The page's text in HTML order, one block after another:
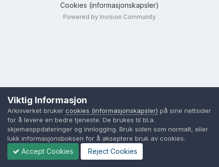
Cookies (informasjonskapsler)
Powered by Invision Community
Viktig Informasjon
Arkivverket bruker cookies (informasjonskapsler) på sine nettsider
for å levere en bedre tjeneste. De brukes til bl.a.
skjemaoppdateringer og innlogging. Bruk siden som normalt, eller
lukk informasjonsboksen for å akseptere bruk av cookies.
Accept Cookies Reject Cookies